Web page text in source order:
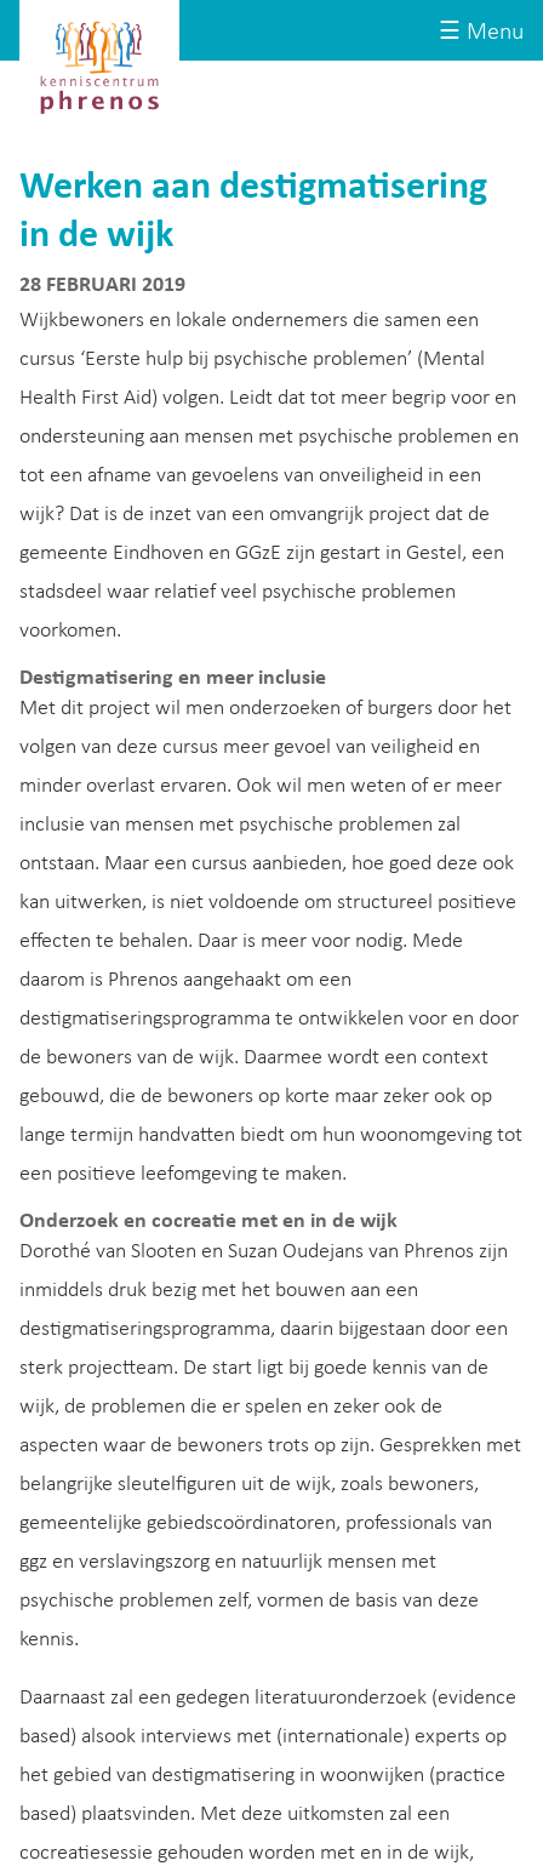
☰ Menu
Kenniscentrum
Phrenos
website
Werken aan destigmatisering
in de wijk
28 FEBRUARI 2019
Wijkbewoners en lokale ondernemers die samen een
cursus ‘Eerste hulp bij psychische problemen’ (Mental
Health First Aid) volgen. Leidt dat tot meer begrip voor en
ondersteuning aan mensen met psychische problemen en
tot een afname van gevoelens van onveiligheid in een
wijk? Dat is de inzet van een omvangrijk project dat de
gemeente Eindhoven en GGzE zijn gestart in Gestel, een
stadsdeel waar relatief veel psychische problemen
voorkomen.
Destigmatisering en meer inclusie
Met dit project wil men onderzoeken of burgers door het
volgen van deze cursus meer gevoel van veiligheid en
minder overlast ervaren. Ook wil men weten of er meer
inclusie van mensen met psychische problemen zal
ontstaan. Maar een cursus aanbieden, hoe goed deze ook
kan uitwerken, is niet voldoende om structureel positieve
effecten te behalen. Daar is meer voor nodig. Mede
daarom is Phrenos aangehaakt om een
destigmatiseringsprogramma te ontwikkelen voor en door
de bewoners van de wijk. Daarmee wordt een context
gebouwd, die de bewoners op korte maar zeker ook op
lange termijn handvatten biedt om hun woonomgeving tot
een positieve leefomgeving te maken.
Onderzoek en cocreatie met en in de wijk
Dorothé van Slooten en Suzan Oudejans van Phrenos zijn
inmiddels druk bezig met het bouwen aan een
destigmatiseringsprogramma, daarin bijgestaan door een
sterk projectteam. De start ligt bij goede kennis van de
wijk, de problemen die er spelen en zeker ook de
aspecten waar de bewoners trots op zijn. Gesprekken met
belangrijke sleutelfiguren uit de wijk, zoals bewoners,
gemeentelijke gebiedscoördinatoren, professionals van
ggz en verslavingszorg en natuurlijk mensen met
psychische problemen zelf, vormen de basis van deze
kennis.
Daarnaast zal een gedegen literatuuronderzoek (evidence
based) alsook interviews met (internationale) experts op
het gebied van destigmatisering in woonwijken (practice
based) plaatsvinden. Met deze uitkomsten zal een
cocreatiesessie gehouden worden met en in de wijk,